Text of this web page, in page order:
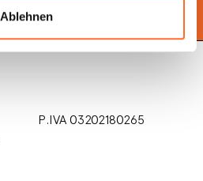
Ablehnen
P.IVA 03202180265